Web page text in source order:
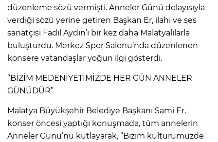
düzenleme sözü vermişti. Anneler Günü dolayısıyla
verdiği sözü yerine getiren Başkan Er, ilahi ve ses
sanatçısı Fadıl Aydın’ı bir kez daha Malatyalılarla
buluşturdu. Merkez Spor Salonu’nda düzenlenen
konsere vatandaşlar yoğun ilgi gösterdi.
“BİZİM MEDENİYETİMİZDE HER GÜN ANNELER
GÜNÜDÜR”
Malatya Büyükşehir Belediye Başkanı Sami Er,
konser öncesi yaptığı konuşmada, tüm annelerin
Anneler Günü’nü kutlayarak, “Bizim kültürümüzde